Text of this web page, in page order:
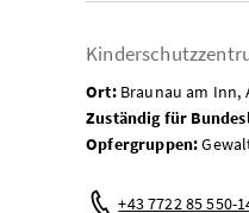
Ort:Braunau am Inn,
Zuständig für
Opfergruppen:
Telefon:
+43 7722 85 550-